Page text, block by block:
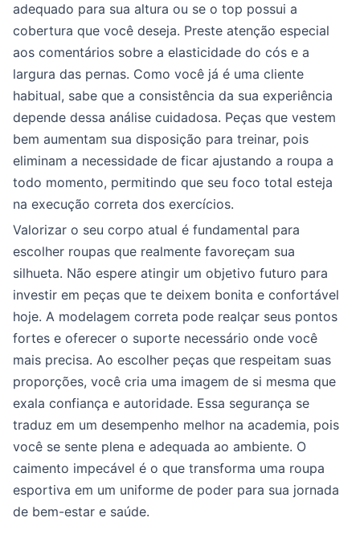
adequado para sua altura ou se o top possui a
cobertura que você deseja. Preste atenção especial
aos comentários sobre a elasticidade do cós e a
largura das pernas. Como você já é uma cliente
habitual, sabe que a consistência da sua experiência
depende dessa análise cuidadosa. Peças que vestem
bem aumentam sua disposição para treinar, pois
eliminam a necessidade de ficar ajustando a roupa a
todo momento, permitindo que seu foco total esteja
na execução correta dos exercícios.
Valorizar o seu corpo atual é fundamental para
escolher roupas que realmente favoreçam sua
silhueta. Não espere atingir um objetivo futuro para
investir em peças que te deixem bonita e confortável
hoje. A modelagem correta pode realçar seus pontos
fortes e oferecer o suporte necessário onde você
mais precisa. Ao escolher peças que respeitam suas
proporções, você cria uma imagem de si mesma que
exala confiança e autoridade. Essa segurança se
traduz em um desempenho melhor na academia, pois
você se sente plena e adequada ao ambiente. O
caimento impecável é o que transforma uma roupa
esportiva em um uniforme de poder para sua jornada
de bem-estar e saúde.